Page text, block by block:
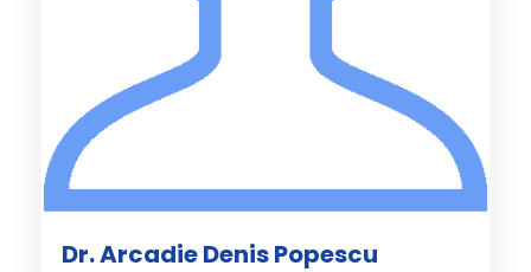
Dr. Arcadie Denis Popescu